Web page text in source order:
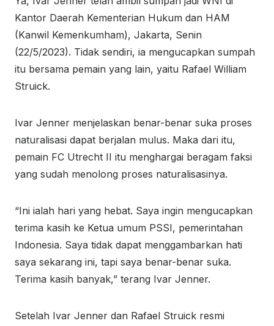
Kantor Daerah Kementerian Hukum dan HAM
(Kanwil Kemenkumham), Jakarta, Senin
(22/5/2023). Tidak sendiri, ia mengucapkan sumpah
itu bersama pemain yang lain, yaitu Rafael William
Struick.
Ivar Jenner menjelaskan benar-benar suka proses
naturalisasi dapat berjalan mulus. Maka dari itu,
pemain FC Utrecht II itu menghargai beragam faksi
yang sudah menolong proses naturalisasinya.
“Ini ialah hari yang hebat. Saya ingin mengucapkan
terima kasih ke Ketua umum PSSI, pemerintahan
Indonesia. Saya tidak dapat menggambarkan hati
saya sekarang ini, tapi saya benar-benar suka.
Terima kasih banyak,” terang Ivar Jenner.
Setelah Ivar Jenner dan Rafael Struick resmi